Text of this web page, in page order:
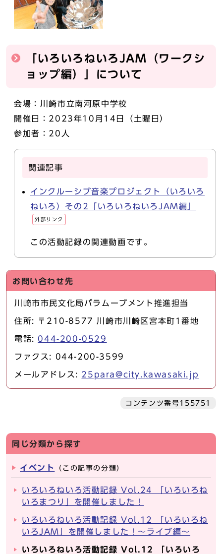
「いろいろねいろJAM（ワークシ
ョップ編）」について
会場：川崎市立南河原中学校
開催日：2023年10月14日（土曜日）
参加者：20人
関連記事
インクルーシブ音楽プロジェクト（いろいろ
ねいろ）その2「いろいろねいろJAM編」
外部リンク
この活動記録の関連動画です。
お問い合わせ先
川崎市市民文化局パラムーブメント推進担当
住所: 〒210-8577 川崎市川崎区宮本町1番地
電話: 044-200-0529
ファクス: 044-200-3599
メールアドレス: 25para@city.kawasaki.jp
コンテンツ番号155751
同じ分類から探す
イベント （この記事の分類）
いろいろねいろ活動記録 Vol.24 「いろいろね
いろまつり」を開催しました！
いろいろねいろ活動記録 Vol.12 「いろいろね
いろJAM」を開催しました！～ライブ編～
いろいろねいろ活動記録 Vol.12 「いろいろ